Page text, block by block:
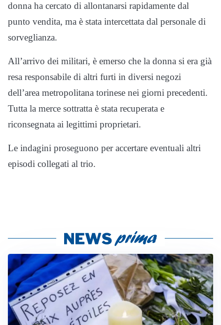
donna ha cercato di allontanarsi rapidamente dal
punto vendita, ma è stata intercettata dal personale di
sorveglianza.
All’arrivo dei militari, è emerso che la donna si era già
resa responsabile di altri furti in diversi negozi
dell’area metropolitana torinese nei giorni precedenti.
Tutta la merce sottratta è stata recuperata e
riconsegnata ai legittimi proprietari.
Le indagini proseguono per accertare eventuali altri
episodi collegati al trio.